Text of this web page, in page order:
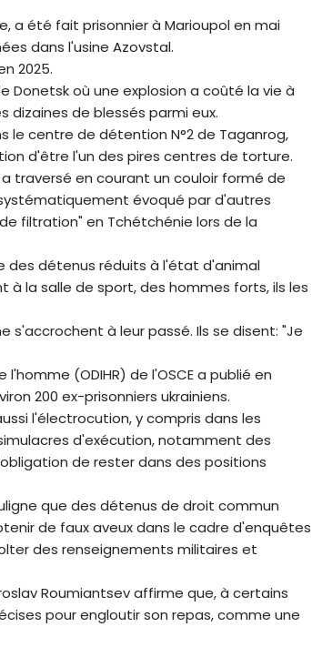
a été fait prisonnier à Marioupol en mai
dans l'usine Azovstal.
2025.
Donetsk où une explosion a coûté la vie à
dizaines de blessés parmi eux.
le centre de détention N°2 de Taganrog,
d'être l'un des pires centres de torture.
traversé en courant un couloir formé de
évoqué par d'autres
filtration" en Tchétchénie lors de la
des détenus réduits à l'état d'animal
à la salle de sport, des hommes forts, ils les
s'accrochent à leur passé. Ils se disent: "Je
(ODIHR) de l'OSCE a publié en
200 ex-prisonniers ukrainiens.
l'électrocution, y compris dans les
d'exécution, notamment des
de rester dans des positions
que des détenus de droit commun
de faux aveux dans le cadre d'enquêtes
des renseignements militaires et
Roumiantsev affirme que, à certains
pour engloutir son repas, comme une